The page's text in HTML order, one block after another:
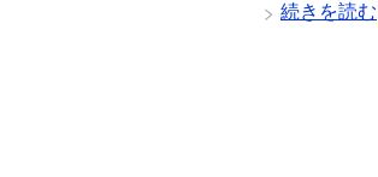
続きを読む